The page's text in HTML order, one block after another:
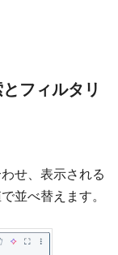
フィルタリ
せ、表示される
並べ替えます。